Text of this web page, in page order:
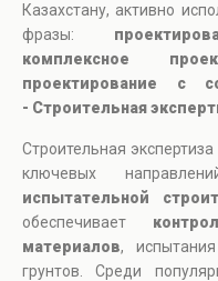
Казахстану, активно
фразы:
комплексное
проектирование с
- Строительная
Строительная
ключевых
испытательной
обеспечивает
материалов,
грунтов. Среди